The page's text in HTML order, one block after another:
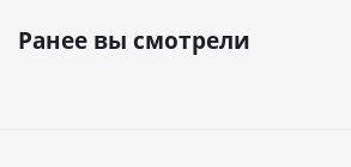
Ранее вы смотрели